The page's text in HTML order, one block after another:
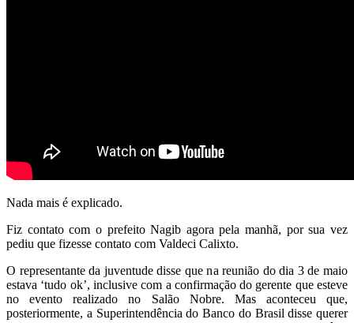
Nada mais é explicado.
Fiz contato com o prefeito Nagib agora pela manhã, por sua vez
pediu que fizesse contato com Valdeci Calixto.
O representante da juventude disse que na reunião do dia 3 de maio
estava ‘tudo ok’, inclusive com a confirmação do gerente que esteve
no evento realizado no Salão Nobre. Mas aconteceu que,
posteriormente, a Superintendência do Banco do Brasil disse querer